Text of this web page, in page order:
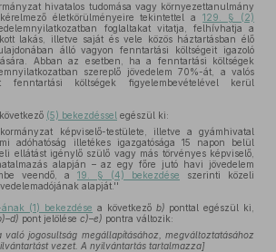
hivatalos tudomása vagy környezettanulmány
életkörülményeire tekintettel a129. § (2)
foglaltakat vitatja, felhívhatja a
lakás, illetve saját és vele közös háztartásban élő
álló vagyon fenntartási költségeit igazoló
Abban az esetben, ha a fenntartási költségek
szereplő jövedelem 70%-át, a valós
fenntartási költségek figyelembevételével kerül
(5) bekezdéssel egészül ki:
képviselő-testülete, illetve a gyámhivatal
adóhatóság illetékes igazgatósága 15 napon belül
ellátást igénylő szülő vagy más törvényes képviselő,
alapján – az egy főre jutó havi jövedelem
veendő, a 19. § (4) bekezdése szerinti közeli
alapját.''
(1) bekezdése a következő b) ponttal egészül ki,
pont jelölése c)–e) pontra változik:
jogosultság megállapításához, megváltoztatásához
vezet. A nyilvántartás tartalmazza]